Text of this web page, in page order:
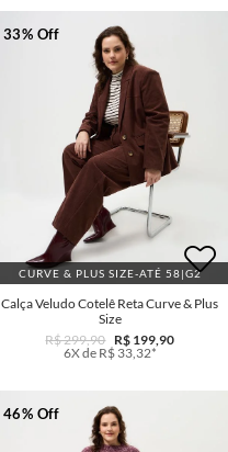
CURVE & PLUS SIZE-ATÉ 58|G2
33% Off
Calça Veludo Cotelê Reta Curve & Plus
Size
R$ 299,90 R$ 199,90
6X de R$ 33,32*
46% Off